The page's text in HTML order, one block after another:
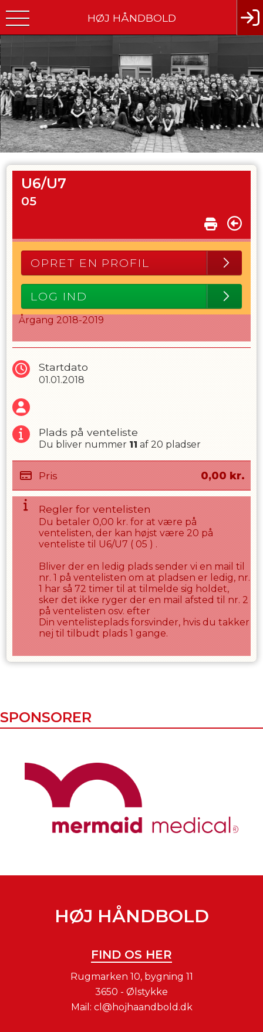
HØJ HÅNDBOLD
U6/U7
05
OPRET EN PROFIL
LOG IND
Årgang 2018-2019
Startdato
01.01.2018
Plads på venteliste
Du bliver nummer 11 af 20 pladser
Pris 0,00 kr.
Regler for ventelisten
Du betaler 0,00 kr. for at være på
ventelisten, der kan højst være 20 på
venteliste til U6/U7 ( 05 ) .
Bliver der en ledig plads sender vi en mail til
nr. 1 på ventelisten om at pladsen er ledig, nr.
1 har så 72 timer til at tilmelde sig holdet,
sker det ikke ryger der en mail afsted til nr. 2
på ventelisten osv. efter
Din ventelisteplads forsvinder, hvis du takker
nej til tilbudt plads 1 gange.
SPONSORER
HØJ HÅNDBOLD
FIND OS HER
Rugmarken 10, bygning 11
3650 - Ølstykke
Mail: cl@hojhaandbold.dk